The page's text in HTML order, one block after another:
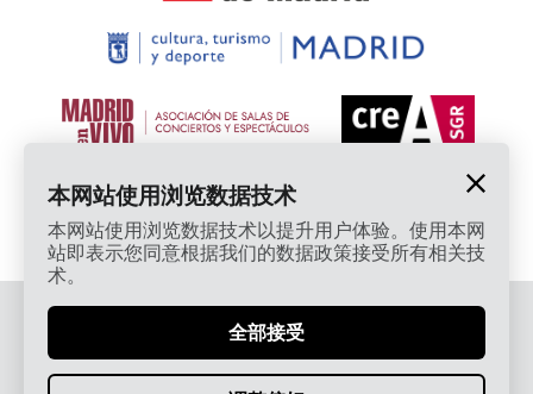
© 2026 Cardamomo Flamenco Madrid - 保留所有权
利。
本网站使用浏览数据技术
本网站使用浏览数据技术以提升用户体验。使用本网
站即表示您同意根据我们的数据政策接受所有相关技
术。
全部接受